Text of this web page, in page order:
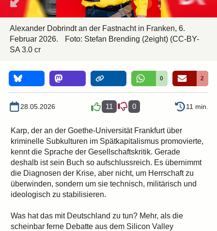
Alexander Dobrindt an der Fastnacht in Franken, 6.
Februar 2026.
Foto: Stefan Brending (2eight) (CC-BY-
SA 3.0 cr
0 2
28.05.2026 11 0 11 min.
Karp, der an der Goethe-Universität Frankfurt über
kriminelle Subkulturen im Spätkapitalismus promovierte,
kennt die Sprache der Gesellschaftskritik. Gerade
deshalb ist sein Buch so aufschlussreich. Es übernimmt
die Diagnosen der Krise, aber nicht, um Herrschaft zu
überwinden, sondern um sie technisch, militärisch und
ideologisch zu stabilisieren.
Was hat das mit Deutschland zu tun? Mehr, als die
scheinbar ferne Debatte aus dem Silicon Valley